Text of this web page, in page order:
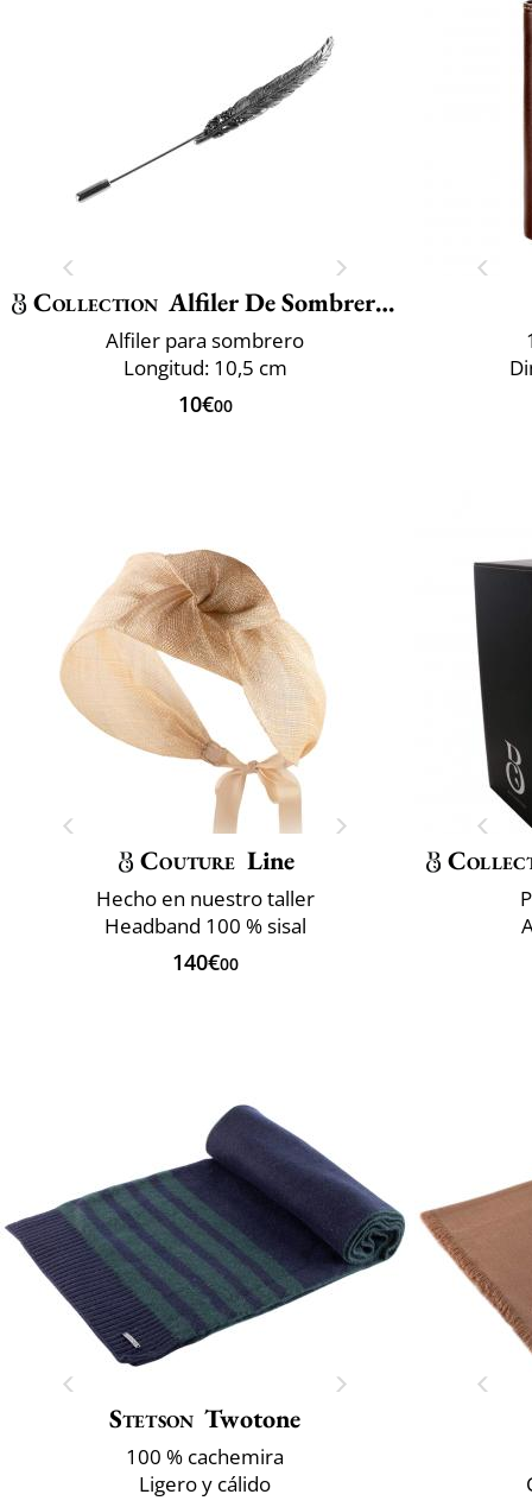
Collection Alfiler De Sombrero Pluma
Alfiler para sombrero
Longitud: 10,5 cm
10€00
Couture Line
Hecho en nuestro taller
Headband 100 % sisal
140€00
Stetson Twotone
100 % cachemira
Ligero y cálido